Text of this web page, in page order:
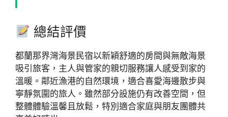
總結評價
都蘭那界灣海景民宿以新穎舒適的房間與無敵海景
吸引旅客，主人與管家的親切服務讓人感受到家的
溫暖。鄰近漁港的自然環境，適合喜愛海邊散步與
寧靜氛圍的旅人。雖然部分設施仍有改善空間，但
整體體驗溫馨且放鬆，特別適合家庭與朋友團體共